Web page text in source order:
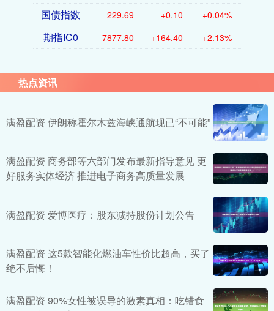
国债指数 229.69 +0.10 +0.04%
期指IC0 7877.80 +164.40 +2.13%
热点资讯
满盈配资 伊朗称霍尔木兹海峡通航现已“不可能”
满盈配资 商务部等六部门发布最新指导意见 更
好服务实体经济 推进电子商务高质量发展
满盈配资 爱博医疗：股东减持股份计划公告
满盈配资 这5款智能化燃油车性价比超高，买了
绝不后悔！
满盈配资 90%女性被误导的激素真相：吃错食